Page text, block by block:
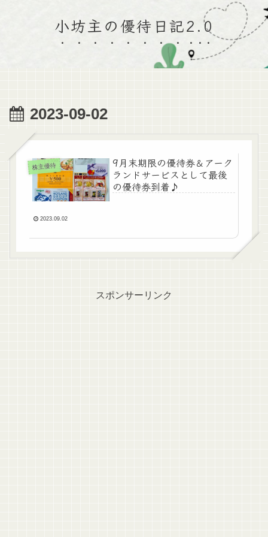
小坊主の優待日記2.0
2023-09-02
株主優待
9月末期限の優待券＆アーク
ランドサービスとして最後
の優待券到着♪
2023.09.02
スポンサーリンク